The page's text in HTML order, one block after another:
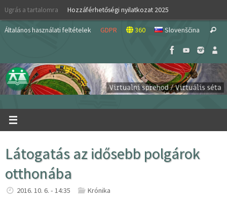
Skip
content
Ugrás a tartalomra Hozzáférhetőségi nyilatkozat 2025
Általános használati feltételek GDPR 360 Slovenščina Search
Látogatás az idősebb polgárok
otthonába
2016. 10. 6. - 14:35 Krónika